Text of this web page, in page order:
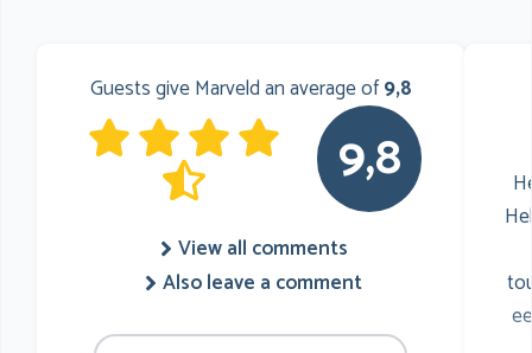
Guests give Marveld an average of9,8
9,8
View all comments
Also leave a comment